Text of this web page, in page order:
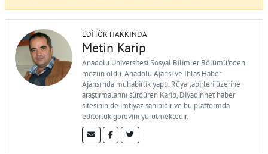
EDITÖR HAKKINDA
Metin Karip
Anadolu Üniversitesi Sosyal Bilimler Bölümü'nden
mezun oldu. Anadolu Ajansı ve İhlas Haber
Ajansı'nda muhabirlik yaptı. Rüya tabirleri üzerine
araştırmalarını sürdüren Karip, Diyadinnet haber
sitesinin de imtiyaz sahibidir ve bu platformda
editörlük görevini yürütmektedir.